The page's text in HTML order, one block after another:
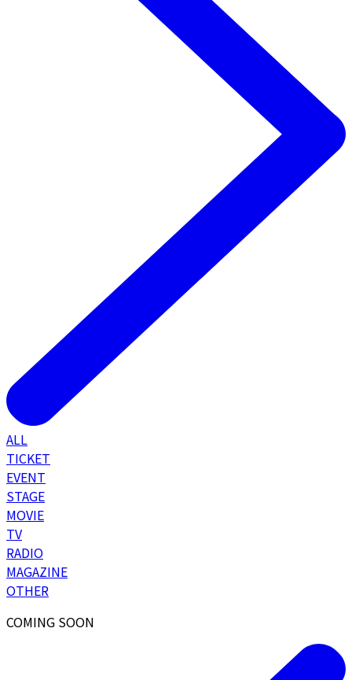
ALL
TICKET
EVENT
STAGE
MOVIE
TV
RADIO
MAGAZINE
OTHER
COMING SOON